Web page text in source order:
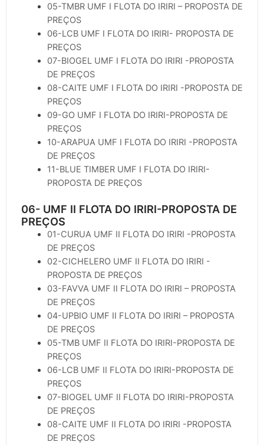
05-TMBR UMF I FLOTA DO IRIRI – PROPOSTA DE
PREÇOS
06-LCB UMF I FLOTA DO IRIRI- PROPOSTA DE
PREÇOS
07-BIOGEL UMF I FLOTA DO IRIRI -PROPOSTA
DE PREÇOS
08-CAITE UMF I FLOTA DO IRIRI -PROPOSTA DE
PREÇOS
09-GO UMF I FLOTA DO IRIRI-PROPOSTA DE
PREÇOS
10-ARAPUA UMF I FLOTA DO IRIRI -PROPOSTA
DE PREÇOS
11-BLUE TIMBER UMF I FLOTA DO IRIRI-
PROPOSTA DE PREÇOS
06- UMF II FLOTA DO IRIRI-PROPOSTA DE
PREÇOS
01-CURUA UMF II FLOTA DO IRIRI -PROPOSTA
DE PREÇOS
02-CICHELERO UMF II FLOTA DO IRIRI -
PROPOSTA DE PREÇOS
03-FAVVA UMF II FLOTA DO IRIRI – PROPOSTA
DE PREÇOS
04-UPBIO UMF II FLOTA DO IRIRI – PROPOSTA
DE PREÇOS
05-TMB UMF II FLOTA DO IRIRI-PROPOSTA DE
PREÇOS
06-LCB UMF II FLOTA DO IRIRI-PROPOSTA DE
PREÇOS
07-BIOGEL UMF II FLOTA DO IRIRI-PROPOSTA
DE PREÇOS
08-CAITE UMF II FLOTA DO IRIRI -PROPOSTA
DE PREÇOS